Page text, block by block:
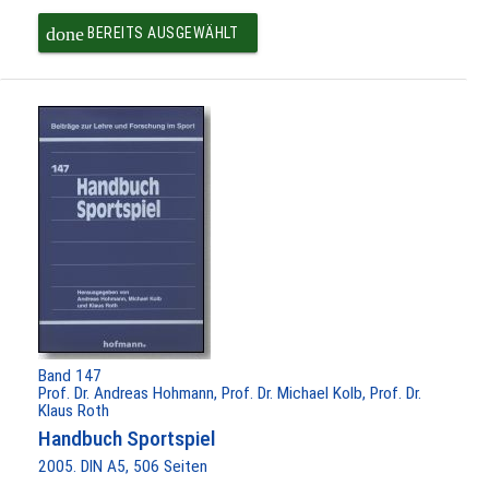
doneBEREITS AUSGEWÄHLT
Band 147
Prof. Dr. Andreas Hohmann, Prof. Dr. Michael Kolb, Prof. Dr.
Klaus Roth
Handbuch Sportspiel
2005. DIN A5, 506 Seiten